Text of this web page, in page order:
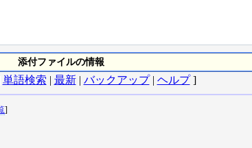
添付ファイルの情報
単語検索 | 最新| バックアップ| ヘルプ]
]